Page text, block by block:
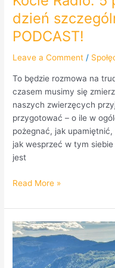
dzień
PODCAST!
Leave a Comment /
To będzie rozmowa na
czasem musimy się
naszych zwierzęcych
przygotować – o ile w
pożegnać, jak
jak wesprzeć w tym
jest
Read More »
Wyloguj
się